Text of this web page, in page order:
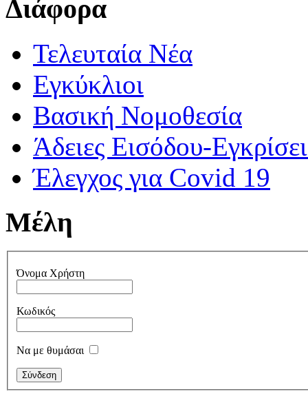
Διάφορα
Τελευταία Νέα
Εγκύκλιοι
Βασική Νομοθεσία
Άδειες Εισόδου-
Έλεγχος για Covid 19
Μέλη
Όνομα Χρήστη
Κωδικός
Να με θυμάσαι